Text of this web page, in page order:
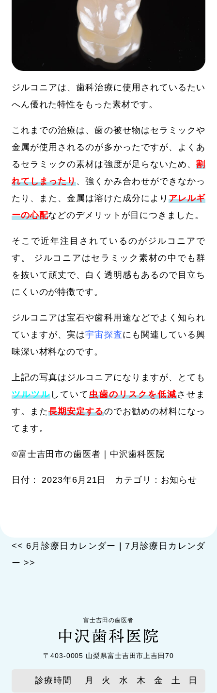
ジルコニアは、歯科治療に使用されているたい
へん優れた特性をもった素材です。
これまでの治療は、歯の被せ物はセラミックや
金属が使用されるのが多かったですが、よくあ
るセラミックの素材は強度が足らないため、割
れてしまったり、強くかみ合わせができなかっ
たり、また、金属は溶けた成分によりアレルギ
ーの心配などのデメリットが目につきました。
そこで近年注目されているのがジルコニアで
す。 ジルコニアはセラミック素材の中でも群
を抜いて頑丈で、白く透明感もあるので目立ち
にくいのが特徴です。
ジルコニアは宝石や歯科用途などでよく知られ
ていますが、実は宇宙探査にも関連している興
味深い材料なのです。
上記の写真はジルコニアになりますが、とても
ツルツル していて虫歯のリスクを低減させま
す。また長期安定するのでお勧めの材料になっ
てます。
©富士吉田市の歯医者 ｜中沢歯科医院
日付： 2023年6月21日 カテゴリ： お知らせ
<< 6月診療日カレンダー | 7月診療日カレンダ
ー >>
富士吉田の歯医者
〒403-0005 山梨県富士吉田市上吉田70
診療時間 月 火 水 木 金 土 日